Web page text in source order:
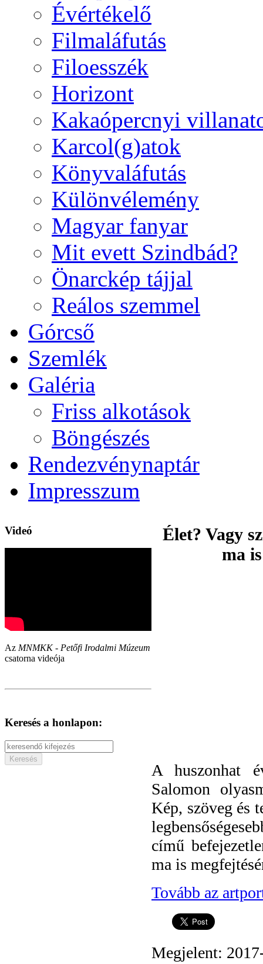
Évértékelő
Filmaláfutás
Filoesszék
Horizont
Kakaópercnyi
Karcol(g)atok
Könyvaláfutás
Különvélemény
Magyar fanyar
Mit evett Szindbád?
Önarckép tájjal
Reálos szemmel
Górcső
Szemlék
Galéria
Friss alkotások
Böngészés
Rendezvénynaptár
Impresszum
Videó
Az MNMKK - Petőfi Irodalmi Múzeum
csatorna videója
Keresés a honlapon:
Élet? Vagy
ma
A huszonhat
Salomon
Kép, szöveg és
című
ma is
Tovább az
Megjelent: